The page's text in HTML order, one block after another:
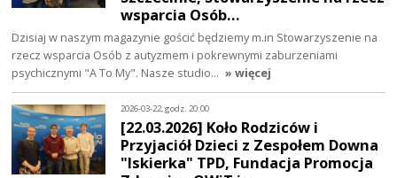
wsparcia Osób…
Dzisiaj w naszym magazynie gościć będziemy m.in Stowarzyszenie na
rzecz wsparcia Osób z autyzmem i pokrewnymi zaburzeniami
psychicznymi "A To My". Nasze studio… » więcej
2026-03-22, godz. 20:00
[22.03.2026] Koło Rodziców i
Przyjaciół Dzieci z Zespołem Downa
"Iskierka" TPD, Fundacja Promocja